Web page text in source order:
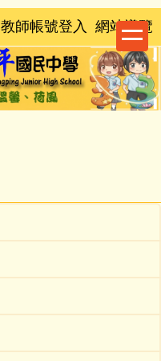
教師帳號登入 網站導覽